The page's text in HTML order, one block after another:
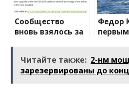
Сообщество
вновь взялось за
разъема 12V-2×6
Федор
первым
Читайте также: 2-нм
зарезервированы до